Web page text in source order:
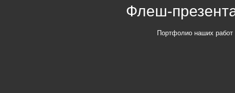
Флеш-
Портфолио наших работ